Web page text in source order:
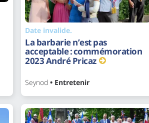
Date invalide.
La barbarie n’est pas
acceptable : commémoration
2023 André Pricaz
Seynod • Entretenir